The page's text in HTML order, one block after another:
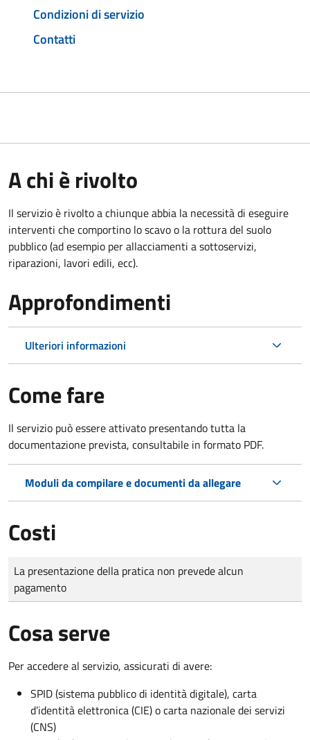
Condizioni di servizio
Contatti
A chi è rivolto
Il servizio è rivolto a chiunque abbia la necessità di eseguire
interventi che comportino lo scavo o la rottura del suolo
pubblico (ad esempio per allacciamenti a sottoservizi,
riparazioni, lavori edili, ecc).
Approfondimenti
Ulteriori informazioni
Come fare
Il servizio può essere attivato presentando tutta la
documentazione prevista, consultabile in formato PDF.
Moduli da compilare e documenti da allegare
Costi
Tipo di pagamento
Importo
La presentazione della pratica non prevede alcun
pagamento
Cosa serve
Per accedere al servizio, assicurati di avere:
SPID (sistema pubblico di identità digitale), carta
d’identità elettronica (CIE) o carta nazionale dei servizi
(CNS)